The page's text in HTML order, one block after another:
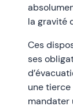
la gravité
Ces
ses
une
mandater